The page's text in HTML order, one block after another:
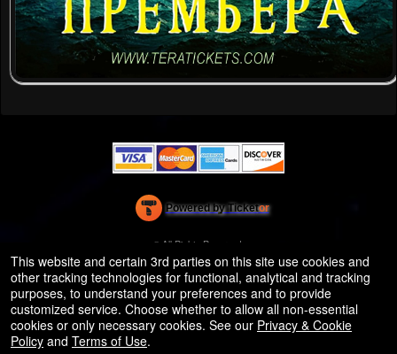
Powered by Ticketor
Efficient Night Club & Bar Ticketing Software – Easy Setup
© All Rights Reserved.
50.28.84.148
Terms of Use
This website and certain 3rd parties on this site use cookies and
other tracking technologies for functional, analytical and tracking
purposes, to understand your preferences and to provide
customized service. Choose whether to allow all non-essential
cookies or only necessary cookies. See our Privacy & Cookie
Policy and Terms of Use.